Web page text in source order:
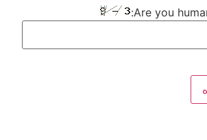
Are you